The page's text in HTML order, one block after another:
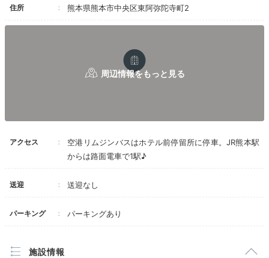
住所 熊本県熊本市中央区東阿弥陀寺町2
アクセス
空港リムジンバスはホテル前停留所に停車。JR熊本駅
からは路面電車で1駅♪
送迎 送迎なし
パーキング パーキングあり
施設情報